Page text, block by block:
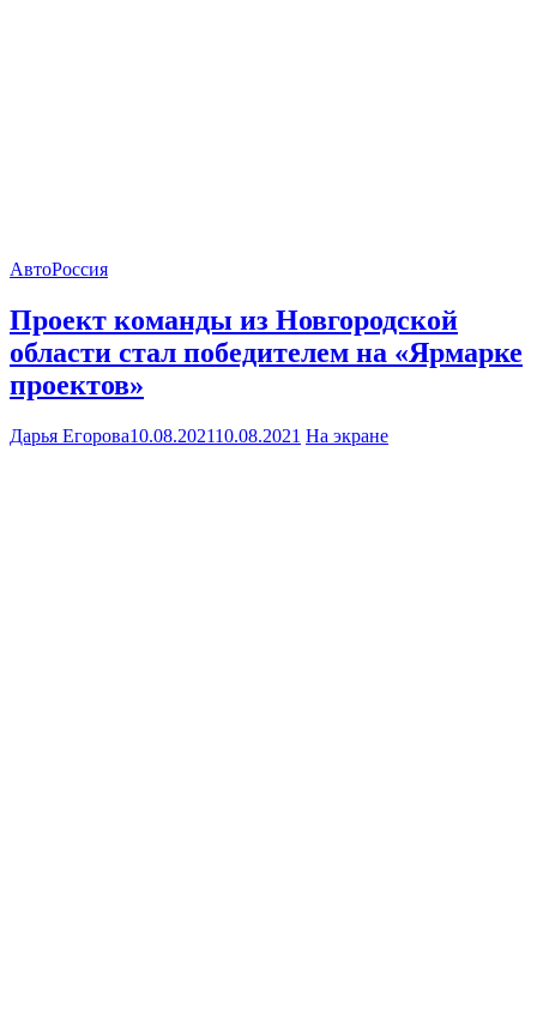
АвтоРоссия
Проект команды из Новгородской
области стал победителем на «Ярмарке
проектов»
Дарья Егорова10.08.202110.08.2021 На экране